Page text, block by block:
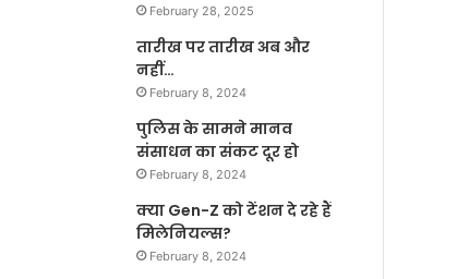
February 28, 2025
तारीख पर तारीख अब और
नहीं…
February 8, 2024
पुलिस के सामने मानव
संसाधन का संकट दूर हो
February 8, 2024
क्या Gen-Z को टेंशन दे रहे हैं
मिलेनियल्स?
February 8, 2024